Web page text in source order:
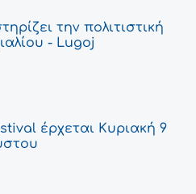
την πολιτιστική
- Lugoj
έρχεται Κυριακή 9